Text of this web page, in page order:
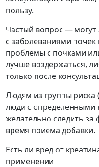
пользу.
Частый вопрос —
с заболеваниями почек
проблемы с почками
лучше воздержаться,
только после
Людям из группы
люди с определенными
желательно следить за
время приема добавки.
Есть ли вред от
применении